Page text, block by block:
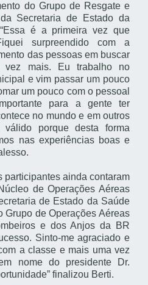
do Grupo de Resgate e
Secretaria de Estado da
é a primeira vez que
surpreendido com a
das pessoas em buscar
vez mais. Eu trabalho no
e vim passar um pouco
um pouco com o pessoal
para a gente ter
no mundo e em outros
porque desta forma
nas experiências boas e
participantes ainda contaram
de Operações Aéreas
de Estado da Saúde
Grupo de Operações Aéreas
e dos Anjos da BR
Sinto-me agraciado e
a classe e mais uma vez
nome do presidente Dr.
finalizou Berti.